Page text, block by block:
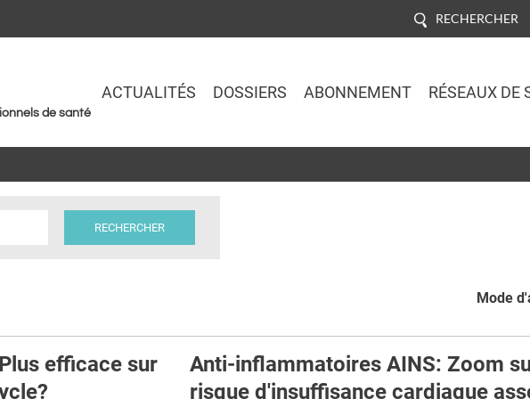
RECHERCHER
de santé
ACTUALITÉS DOSSIERS ABONNEMENT RÉSEAUX DE
Mode
efficace sur
Anti-inflammatoires AINS: Zoom
risque d'insuffisance cardiaque